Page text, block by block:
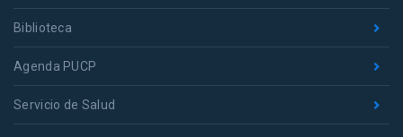
Biblioteca
Agenda PUCP
Servicio de Salud